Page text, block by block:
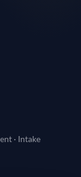
· Intake